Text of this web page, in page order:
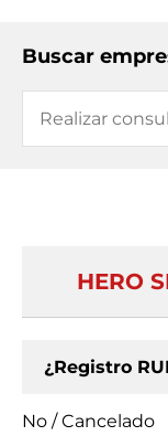
Buscar
HERO
¿Registro
No / Cancelado